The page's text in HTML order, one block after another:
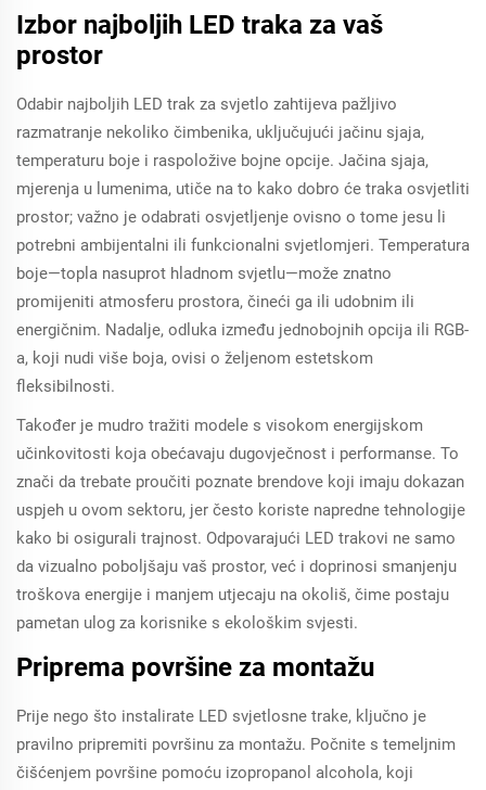
Izbor najboljih LED traka za vaš
prostor
Odabir najboljih LED trak za svjetlo zahtijeva pažljivo
razmatranje nekoliko čimbenika, uključujući jačinu sjaja,
temperaturu boje i raspoložive bojne opcije. Jačina sjaja,
mjerenja u lumenima, utiče na to kako dobro će traka osvjetliti
prostor; važno je odabrati osvjetljenje ovisno o tome jesu li
potrebni ambijentalni ili funkcionalni svjetlomjeri. Temperatura
boje—topla nasuprot hladnom svjetlu—može znatno
promijeniti atmosferu prostora, čineći ga ili udobnim ili
energičnim. Nadalje, odluka između jednobojnih opcija ili RGB-
a, koji nudi više boja, ovisi o željenom estetskom
fleksibilnosti.
Također je mudro tražiti modele s visokom energijskom
učinkovitosti koja obećavaju dugovječnost i performanse. To
znači da trebate proučiti poznate brendove koji imaju dokazan
uspjeh u ovom sektoru, jer često koriste napredne tehnologije
kako bi osigurali trajnost. Odpovarajući LED trakovi ne samo
da vizualno poboljšaju vaš prostor, već i doprinosi smanjenju
troškova energije i manjem utjecaju na okoliš, čime postaju
pametan ulog za korisnike s ekološkim svjesti.
Priprema površine za montažu
Prije nego što instalirate LED svjetlosne trake, ključno je
pravilno pripremiti površinu za montažu. Počnite s temeljnim
čišćenjem površine pomoću izopropanol alcohola, koji